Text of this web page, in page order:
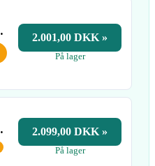
2.001,00 DKK »
På lager
2.099,00 DKK »
På lager